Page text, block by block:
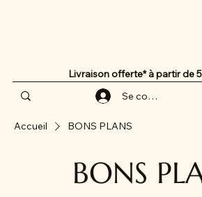
Livraison offerte* à partir de
Se connecter
Accueil BONS PLANS
BONS